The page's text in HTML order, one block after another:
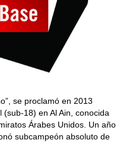
se proclamó en 2013
18) en Al Ain, conocida
Árabes Unidos. Un año
subcampeón absoluto de